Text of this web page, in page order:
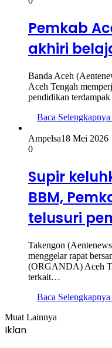
Pemkab
akhiri
Banda Aceh
Aceh Tengah
pendidikan
Baca Selengkapnya
Ampelsa18 Mei 2026
0
Supir
BBM,
telusuri
Takengon
menggelar rapat
(ORGANDA) Aceh
terkait…
Baca Selengkapnya
Muat Lainnya
Iklan